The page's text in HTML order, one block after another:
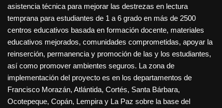
asistencia técnica para mejorar las destrezas en lectura
temprana para estudiantes de 1 a 6 grado en más de 2500
centros educativos basada en formación docente, materiales
educativos mejorados, comunidades comprometidas, apoyar la
reinserción, permanencia y promoción de las y los estudiantes,
así como promover ambientes seguros. La zona de
implementación del proyecto es en los departamentos de
Francisco Morazán, Atlántida, Cortés, Santa Bárbara,
Ocotepeque, Copán, Lempira y La Paz sobre la base del